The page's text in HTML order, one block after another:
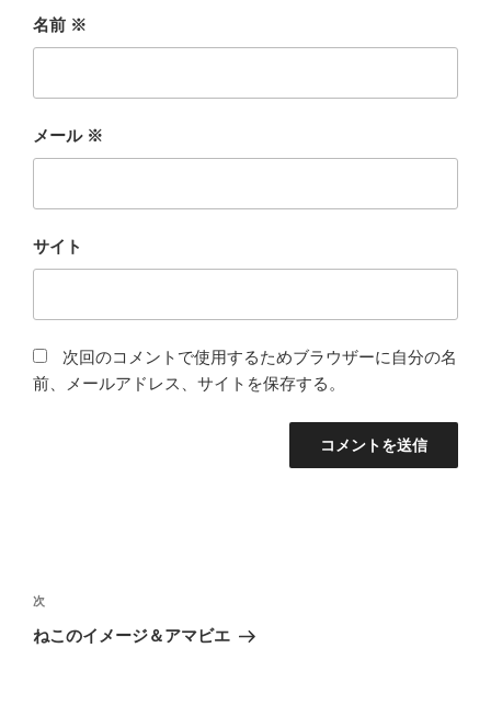
名前 ※
メール ※
サイト
次回のコメントで使用するためブラウザーに自分の名
前、メールアドレス、サイトを保存する。
稿
ナ
次
の
次
ねこのイメージ＆アマビエ